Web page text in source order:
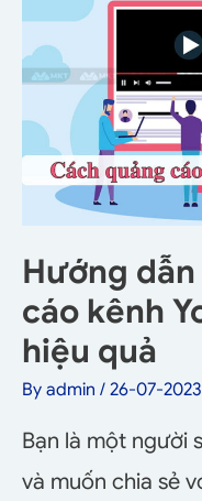
Hướng
cáo kênh
hiệu quả
By admin / 26-07-2023
Bạn là một người
và muốn chia sẻ